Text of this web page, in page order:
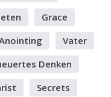
Grace
Vater
Denken
Secrets